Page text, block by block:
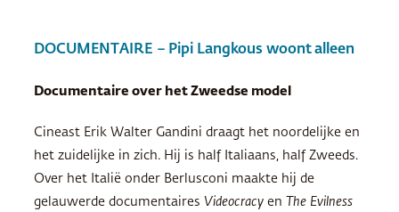
DOCUMENTAIRE – Pipi Langkous woont alleen
Documentaire over het Zweedse model
Cineast Erik Walter Gandini draagt het noordelijke en
het zuidelijke in zich. Hij is half Italiaans, half Zweeds.
Over het Italië onder Berlusconi maakte hij de
gelauwerde documentaires Videocracy en The Evilness